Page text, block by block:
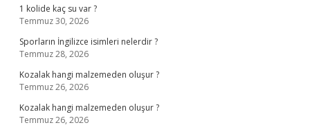
1 kolide kaç su var ?
Temmuz 30, 2026
Sporların İngilizce isimleri nelerdir ?
Temmuz 28, 2026
Kozalak hangi malzemeden oluşur ?
Temmuz 26, 2026
Kozalak hangi malzemeden oluşur ?
Temmuz 26, 2026